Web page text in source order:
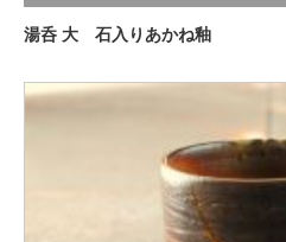
湯呑 大 石入りあかね釉